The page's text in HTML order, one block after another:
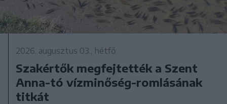
2026. augusztus 03., hétfő
Szakértők megfejtették a Szent
Anna-tó vízminőség-romlásának
titkát